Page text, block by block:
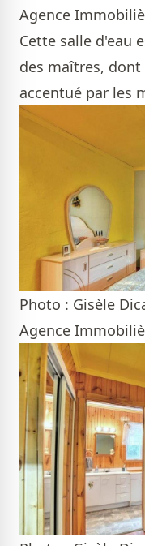
Agence
Cette salle d'eau
des maîtres,
accentué par les
Photo : Gisèle
Agence